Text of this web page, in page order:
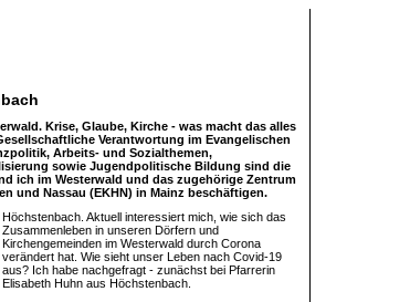
Krise, Glaube, Kirche - was macht das alles
Verantwortung im Evangelischen
Arbeits- und Sozialthemen,
sowie Jugendpolitische Bildung sind die
ich im Westerwald und das zugehörige Zentrum
und Nassau (EKHN) in Mainz beschäftigen.
Höchstenbach. Aktuell interessiert mich, wie sich das
Zusammenleben in unseren Dörfern und
Kirchengemeinden im Westerwald durch Corona
verändert hat. Wie sieht unser Leben nach Covid-19
aus? Ich habe nachgefragt - zunächst bei Pfarrerin
Elisabeth Huhn aus Höchstenbach.